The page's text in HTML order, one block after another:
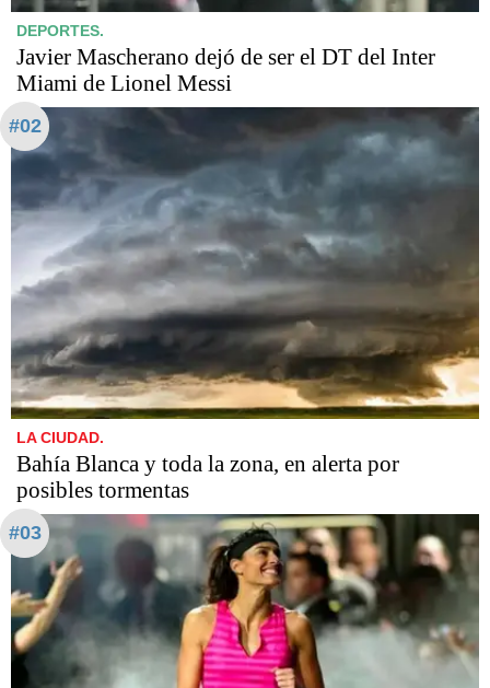
DEPORTES.
Javier Mascherano dejó de ser el DT del Inter
Miami de Lionel Messi
#02
LA CIUDAD.
Bahía Blanca y toda la zona, en alerta por
posibles tormentas
#03